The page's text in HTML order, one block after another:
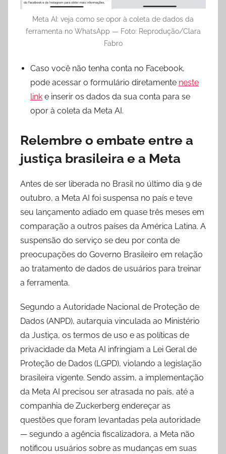
Meta AI: veja como se opor à coleta de dados da
ferramenta no WhatsApp — Foto: Reprodução/Clara
Fabro
Caso você não tenha conta no Facebook,
pode acessar o formulário diretamente neste
link e inserir os dados da sua conta para se
opor à coleta da Meta AI.
Relembre o embate entre a
justiça brasileira e a Meta
Antes de ser liberada no Brasil no último dia 9 de
outubro, a Meta AI foi suspensa no país e teve
seu lançamento adiado em quase três meses em
comparação a outros países da América Latina. A
suspensão do serviço se deu por conta de
preocupações do Governo Brasileiro em relação
ao tratamento de dados de usuários para treinar
a ferramenta.
Segundo a Autoridade Nacional de Proteção de
Dados (ANPD), autarquia vinculada ao Ministério
da Justiça, os termos de uso e as políticas de
privacidade da Meta AI infringiam a Lei Geral de
Proteção de Dados (LGPD), violando a legislação
brasileira vigente. Sendo assim, a implementação
da Meta AI precisou ser atrasada no país, até a
companhia de Zuckerberg endereçar as
questões que foram levantadas pela autoridade
— segundo a agência fiscalizadora, a Meta não
notificou usuários sobre as mudanças em suas